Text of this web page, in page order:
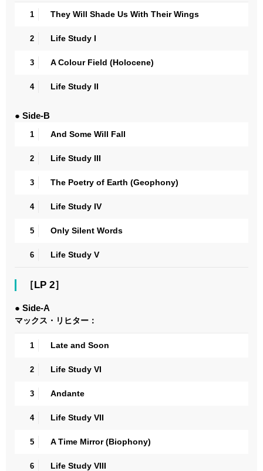
1 They Will Shade Us With Their Wings
2 Life Study I
3 A Colour Field (Holocene)
4 Life Study II
● Side-B
1 And Some Will Fall
2 Life Study III
3 The Poetry of Earth (Geophony)
4 Life Study IV
5 Only Silent Words
6 Life Study V
［LP 2］
● Side-A
マックス・リヒター：
1 Late and Soon
2 Life Study VI
3 Andante
4 Life Study VII
5 A Time Mirror (Biophony)
6 Life Study VIII